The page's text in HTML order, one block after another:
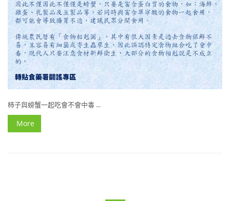
柿子與螃蟹一起吃會不會中毒 ...
More